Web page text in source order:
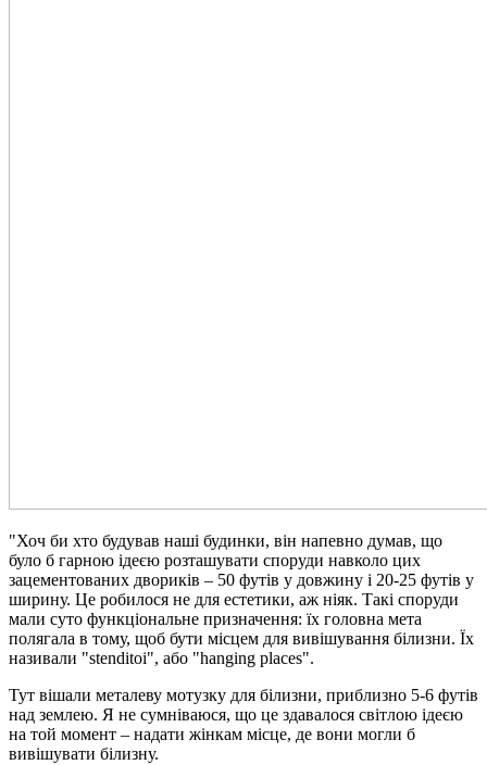
"Хоч би хто будував наші будинки, він напевно думав, що
було б гарною ідеєю розташувати споруди навколо цих
зацементованих двориків – 50 футів у довжину і 20-25 футів у
ширину. Це робилося не для естетики, аж ніяк. Такі споруди
мали суто функціональне призначення: їх головна мета
полягала в тому, щоб бути місцем для вивішування білизни. Їх
називали "stenditoi", або "hanging places".
Тут вішали металеву мотузку для білизни, приблизно 5-6 футів
над землею. Я не сумніваюся, що це здавалося світлою ідеєю
на той момент – надати жінкам місце, де вони могли б
вивішувати білизну.